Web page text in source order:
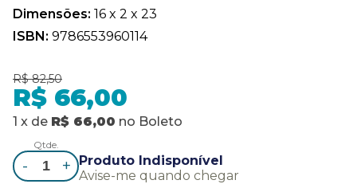
Dimensões: 16 x 2 x 23
ISBN: 9786553960114
R$ 82,50
R$ 66,00
1 x de R$ 66,00 no Boleto
Qtde.
- +
Produto Indisponível
Avise-me quando chegar